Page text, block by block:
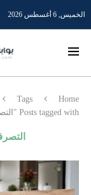
الخميس, 6 أغسطس 2026
Home
Tags
Posts tagged with "التصرف الصحيح أثناء الهزة الأرضية."